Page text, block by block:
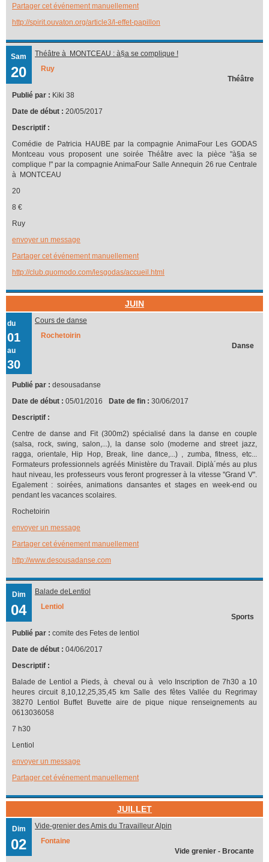
Partager cet événement manuellement
http://spirit.ouvaton.org/article3/l-effet-papillon
Sam
20
Théâtre à MONTCEAU : à§a se complique !
Ruy
Théâtre
Publié par : Kiki 38
Date de début : 20/05/2017
Descriptif :
Comédie de Patricia HAUBE par la compagnie AnimaFour Les GODAS
Montceau vous proposent une soirée Théâtre avec la pièce "à§a se
complique !" par la compagnie AnimaFour Salle Annequin 26 rue Centrale
à MONTCEAU
20
8 €
Ruy
envoyer un message
Partager cet événement manuellement
http://club.quomodo.com/lesgodas/accueil.html
JUIN
du
01
au
30
Cours de danse
Rochetoirin
Danse
Publié par : desousadanse
Date de début : 05/01/2016 Date de fin : 30/06/2017
Descriptif :
Centre de danse and Fit (300m2) spécialisé dans la danse en couple
(salsa, rock, swing, salon,...), la danse solo (moderne and street jazz,
ragga, orientale, Hip Hop, Break, line dance,...) , zumba, fitness, etc...
Formateurs professionnels agréés Ministère du Travail. Diplà´més au plus
haut niveau, les professeurs vous feront progresser à la vitesse ''Grand V''.
Egalement : soirées, animations dansantes et stages en week-end ou
pendant les vacances scolaires.
Rochetoirin
envoyer un message
Partager cet événement manuellement
http://www.desousadanse.com
Dim
04
Balade deLentiol
Lentiol
Sports
Publié par : comite des Fetes de lentiol
Date de début : 04/06/2017
Descriptif :
Balade de Lentiol a Pieds, à cheval ou à velo Inscription de 7h30 a 10
heures circuit 8,10,12,25,35,45 km Salle des fêtes Vallée du Regrimay
38270 Lentiol Buffet Buvette aire de pique nique renseignements au
0613036058
7 h30
Lentiol
envoyer un message
Partager cet événement manuellement
JUILLET
Dim
02
Vide-grenier des Amis du Travailleur Alpin
Fontaine
Vide grenier - Brocante